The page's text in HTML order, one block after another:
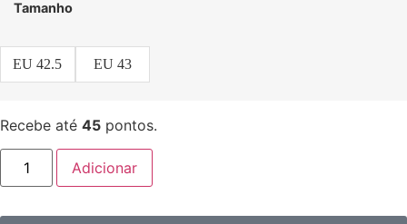
Tamanho
EU 42.5 EU 43
Recebe até 45 pontos.
Adicionar